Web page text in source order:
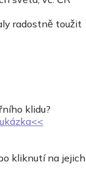
radostně toužit
klidu?
ukázka<<
kliknutí na jejich